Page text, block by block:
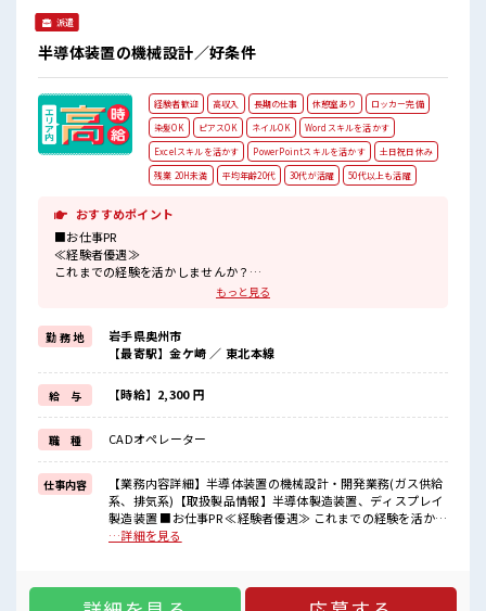
派遣
半導体装置の機械設計／好条件
経験者歓迎 高収入 長期の仕事 休憩室あり
ロッカー完備
染髪OK
ピアスOK ネイルOK
Wordスキルを活かす
Excelスキルを活かす
PowerPointスキルを活かす
土日祝日休み
残業 20H未満
平均年齢20代 30代が活躍 50代以上も活躍
おすすめポイント
■お仕事PR
≪経験者優遇≫
これまでの経験を活かしませんか？
≪無理なくお給料に残業代を上乗せ≫
残業は月20時間未満で、
ほどよく稼げます♪
≪週休2日制≫
週末は家族や友人と一緒にプライベート満喫！
≪ヘアカラーOKで自由な雰囲気の職場≫
明るすぎたり奇抜でなければ基本的に自由！
(規定有)≪収入アップを目指せる≫
高時給だらけの派遣のお仕事です！
■職場の雰囲気
派手すぎなければ多少のヘアカラーもOKなのはウレシイPoint☆
活気あふれる20代活躍中の職場です☆
もっと見る
勤 務 地
岩手県奥州市
【最寄駅】金ケ崎 ／ 東北本線
給 与 【時給】2,300 円
職 種 CADオペレーター
仕事内容
【業務内容詳細】半導体装置の機械設計・開発業務(ガス供給
系、排気系)【取扱製品情報】半導体製造装置、ディスプレイ
製造装置 ■お仕事PR ≪経験者優遇≫ これまでの経験を活かし
ませんか？ ブランクがあっても大丈夫♪ 経験はちょっとだ
週末は家族や友人と一緒にプライベート満喫！ ≪ヘアカラー
OKで自由な雰囲気の職場≫ 明るすぎたり奇抜でなければ基本
…詳細を見る